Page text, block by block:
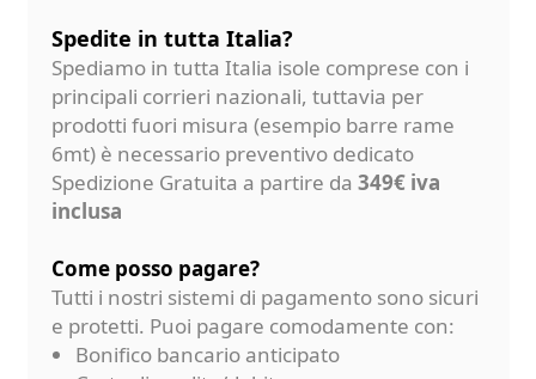
Spedite in tutta Italia?
Spediamo in tutta Italia isole comprese con i
principali corrieri nazionali, tuttavia per
prodotti fuori misura (esempio barre rame
6mt) è necessario preventivo dedicato
Spedizione Gratuita a partire da 349€ iva
inclusa
Come posso pagare?
Tutti i nostri sistemi di pagamento sono sicuri
e protetti. Puoi pagare comodamente con:
Bonifico bancario anticipato